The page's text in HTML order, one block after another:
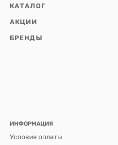
КАТАЛОГ
АКЦИИ
БРЕНДЫ
ИНФОРМАЦИЯ
Условия оплаты